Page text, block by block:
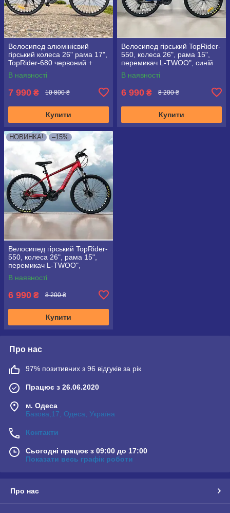
Велосипед алюмінієвий
гірський колеса 26" рама 17",
TopRider-680 червоний +
крила у подарунок!
В наявності
7 990 ₴ 10 800 ₴
Купити
Велосипед гірський TopRider-
550, колеса 26", рама 15",
перемикач L-TWOO", синій
В наявності
6 990 ₴ 8 200 ₴
Купити
НОВИНКА! –15%
Велосипед гірський TopRider-
550, колеса 26", рама 15",
перемикач L-TWOO",
червоний
В наявності
6 990 ₴ 8 200 ₴
Купити
Про нас
97% позитивних з 96 відгуків за рік
Працює з 26.06.2020
м. Одеса
Базова,17, Одеса, Україна
Контакти
Сьогодні працює з 09:00 до 17:00
Показати весь графік роботи
Про нас